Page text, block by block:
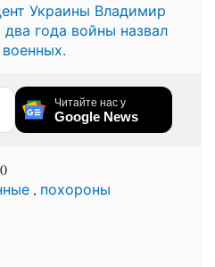
Украины Владимир
года войны назвал
Читайте нас у
Google News
, похороны